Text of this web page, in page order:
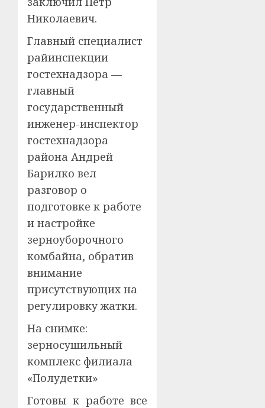
Николаевич.
Главный специалист
райинспекции
гостехнадзора —
главный
государственный
инженер-инспектор
гостехнадзора
района Андрей
Барилко вел
разговор о
подготовке к работе
и настройке
зерноуборочного
комбайна, обратив
внимание
присутствующих на
регулировку жатки.
На снимке:
зерносушильный
комплекс филиала
«Полудетки»
Готовы к работе все